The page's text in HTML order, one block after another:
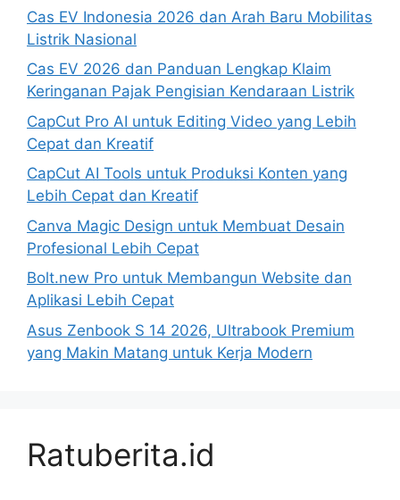
Cas EV Indonesia 2026 dan Arah Baru Mobilitas
Listrik Nasional
Cas EV 2026 dan Panduan Lengkap Klaim
Keringanan Pajak Pengisian Kendaraan Listrik
CapCut Pro AI untuk Editing Video yang Lebih
Cepat dan Kreatif
CapCut AI Tools untuk Produksi Konten yang
Lebih Cepat dan Kreatif
Canva Magic Design untuk Membuat Desain
Profesional Lebih Cepat
Bolt.new Pro untuk Membangun Website dan
Aplikasi Lebih Cepat
Asus Zenbook S 14 2026, Ultrabook Premium
yang Makin Matang untuk Kerja Modern
Ratuberita.id